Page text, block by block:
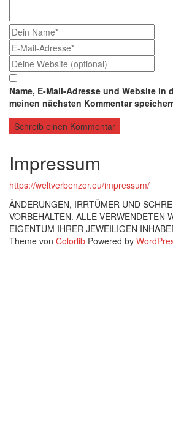
Name, E-Mail-Adresse und Website in
meinen nächsten Kommentar
Impressum
https://weltverbenzer.eu/impressum/
ÄNDERUNGEN, IRRTÜMER UND
VORBEHALTEN. ALLE VERWENDETEN
EIGENTUM IHRER JEWEILIGEN
Theme von Colorlib Powered by